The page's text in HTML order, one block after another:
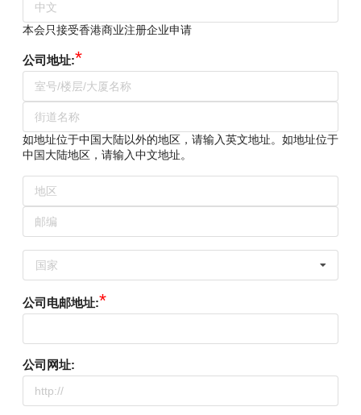
本会只接受香港商业注册企业申请
公司地址:*
如地址位于中国大陆以外的地区，请输入英文地址。如地址位于
中国大陆地区，请输入中文地址。
国家
公司电邮地址:*
公司网址: